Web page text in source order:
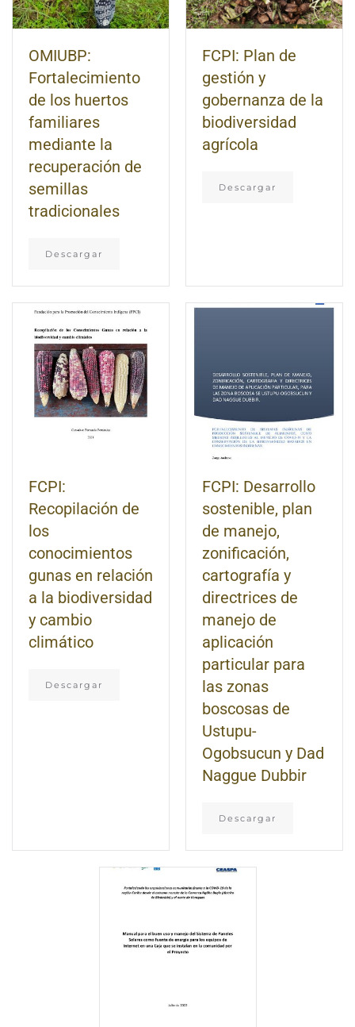
OMIUBP:
Fortalecimiento
de los huertos
familiares
mediante la
recuperación de
semillas
tradicionales
Descargar
FCPI: Plan de
gestión y
gobernanza de la
biodiversidad
agrícola
Descargar
FCPI:
Recopilación de
los
conocimientos
gunas en relación
a la biodiversidad
y cambio
climático
Descargar
FCPI: Desarrollo
sostenible, plan
de manejo,
zonificación,
cartografía y
directrices de
manejo de
aplicación
particular para
las zonas
boscosas de
Ustupu-
Ogobsucun y Dad
Naggue Dubbir
Descargar